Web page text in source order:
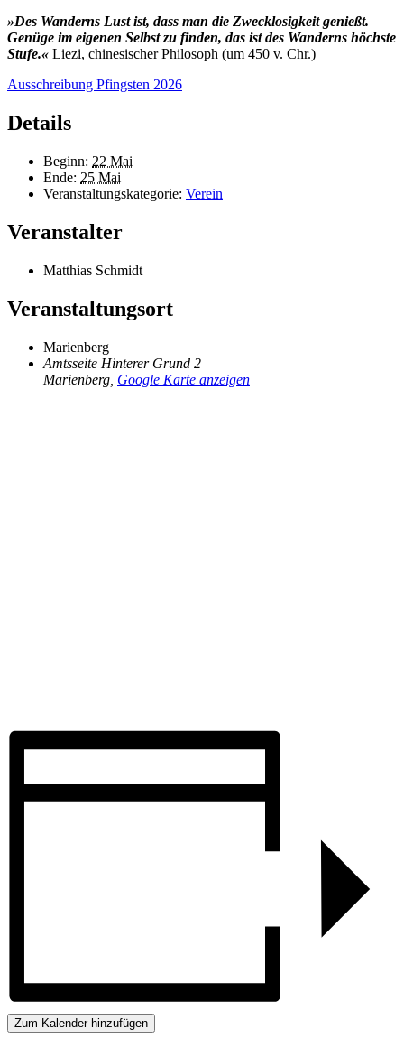
»Des Wanderns Lust ist, dass man die Zwecklosigkeit genießt.
Genüge im eigenen Selbst zu finden, das ist des Wanderns höchste
Stufe.« Liezi, chinesischer Philosoph (um 450 v. Chr.)
Ausschreibung Pfingsten 2026
Details
Beginn: 22 Mai
Ende: 25 Mai
Veranstaltungskategorie: Verein
Veranstalter
Matthias Schmidt
Veranstaltungsort
Marienberg
Amtsseite Hinterer Grund 2
Marienberg Google Karte anzeigen
Zum Kalender hinzufügen